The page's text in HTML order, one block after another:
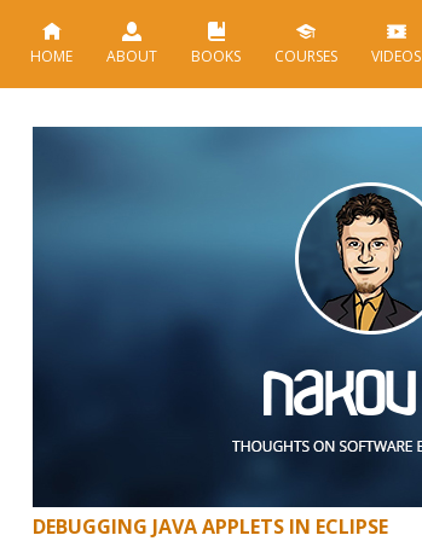
HOME ABOUT BOOKS COURSES VIDEOS
DEBUGGING JAVA APPLETS IN ECLIPSE